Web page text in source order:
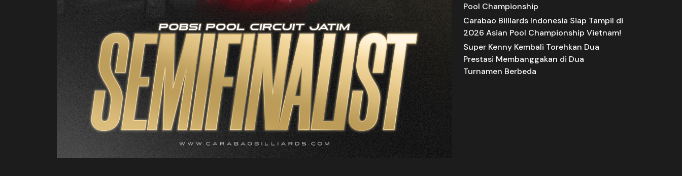
Pool Championship
Carabao Billiards Indonesia Siap Tampil di
2026 Asian Pool Championship Vietnam!
Super Kenny Kembali Torehkan Dua
Prestasi Membanggakan di Dua
Turnamen Berbeda